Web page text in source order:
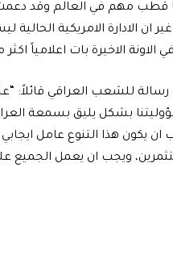
قطب مهم في العالم وقد
ان الادارة الامريكية
الاونة الاخيرة بات اعلامياً اكثر
للشعب العراقي قائلاً:
بشكل يليق بسمعة
يكون هذا التنوع عامل
ويجب ان يعمل الجميع